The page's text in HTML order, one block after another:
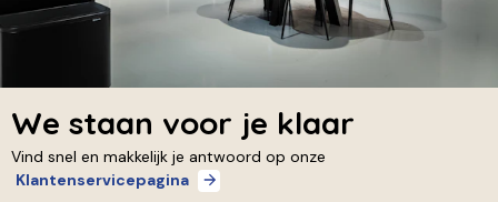
We staan voor je klaar
Vind snel en makkelijk je antwoord op onze
Klantenservicepagina